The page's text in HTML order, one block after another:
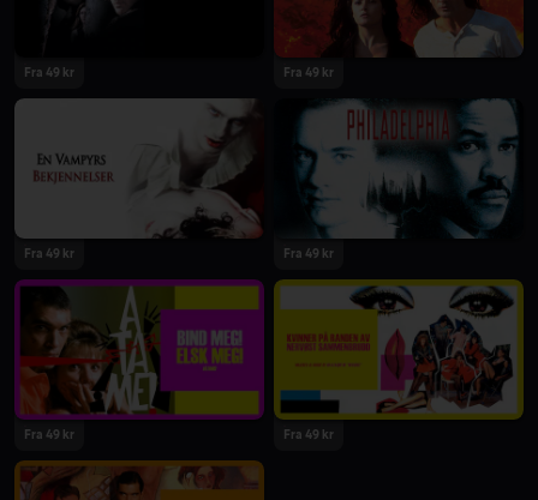
Fra 49 kr Fra 49 kr
Fra 49 kr Fra 49 kr
Fra 49 kr Fra 49 kr